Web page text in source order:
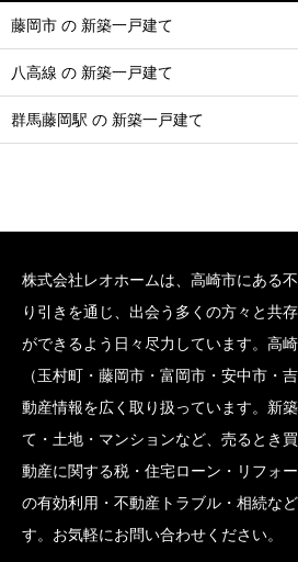
藤岡市 の 新築一戸建て
八高線 の 新築一戸建て
群馬藤岡駅 の 新築一戸建て
株式会社レオホームは、高崎市にある
り引きを通じ、出会う多くの方々と共
ができるよう日々尽力しています。高
（玉村町・藤岡市・富岡市・安中市・
動産情報を広く取り扱っています。新
て・土地・マンションなど、売るとき
動産に関する税・住宅ローン・リフォ
の有効利用・不動産トラブル・相続な
す。お気軽にお問い合わせください。